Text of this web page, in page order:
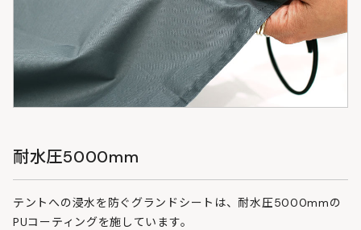
耐水圧5000mm
テントへの浸水を防ぐグランドシートは、耐水圧5000mmの
PUコーティングを施しています。